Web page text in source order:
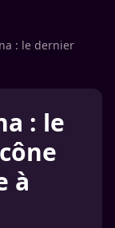
: le dernier
: le
à